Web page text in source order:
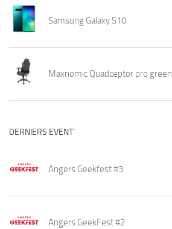
Samsung Galaxy S10
Maxnomic Quadceptor pro green
DERNIERS EVENT’
Angers Geekfest #3
Angers GeekFest #2